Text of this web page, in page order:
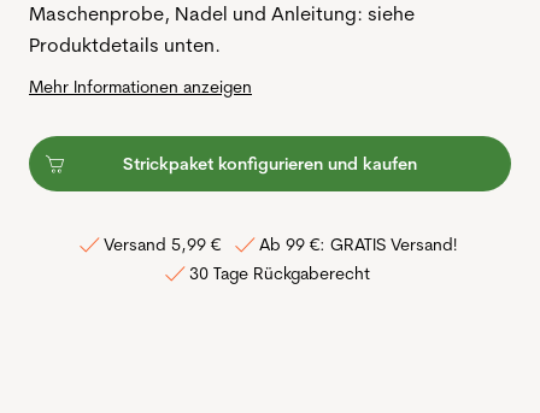
Maschenprobe, Nadel und Anleitung: siehe
Produktdetails unten.
Mehr Informationen anzeigen
Strickpaket konfigurieren und kaufen
Versand 5,99 €
Ab 99 €: GRATIS Versand!
30 Tage Rückgaberecht